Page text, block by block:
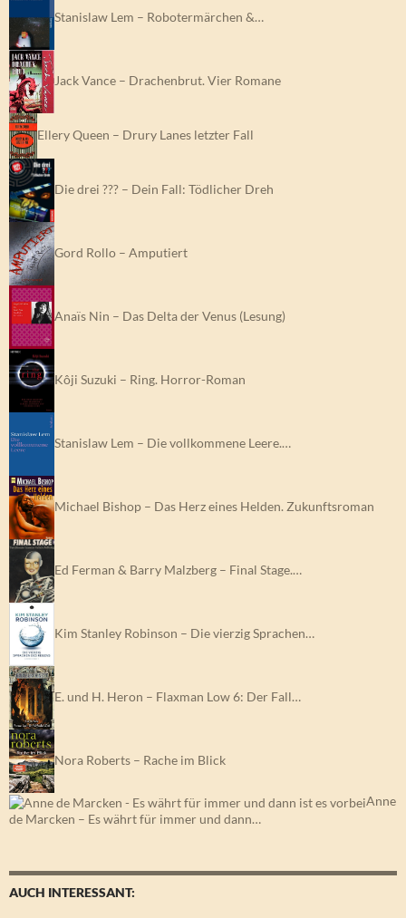
Stanislaw Lem – Robotermärchen &…
Jack Vance – Drachenbrut. Vier Romane
Ellery Queen – Drury Lanes letzter Fall
Die drei ??? – Dein Fall: Tödlicher Dreh
Gord Rollo – Amputiert
Anaïs Nin – Das Delta der Venus (Lesung)
Kôji Suzuki – Ring. Horror-Roman
Stanislaw Lem – Die vollkommene Leere.…
Michael Bishop – Das Herz eines Helden. Zukunftsroman
Ed Ferman & Barry Malzberg – Final Stage.…
Kim Stanley Robinson – Die vierzig Sprachen…
E. und H. Heron – Flaxman Low 6: Der Fall…
Nora Roberts – Rache im Blick
Anne
de Marcken – Es währt für immer und dann…
AUCH INTERESSANT: